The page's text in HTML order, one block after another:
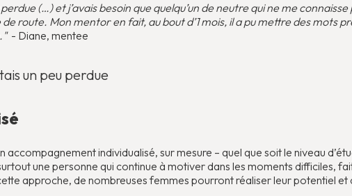
(…) et j’avais besoin que quelqu’un de neutre qui ne me
route. Mon mentor en fait, au bout d’1 mois, il a pu mettre des mots
- Diane, mentee
un peu perdue
individualisé, sur mesure – quel que soit le niveau
une personne qui continue à motiver dans les moments difficiles,
approche, de nombreuses femmes pourront réaliser leur potentiel et